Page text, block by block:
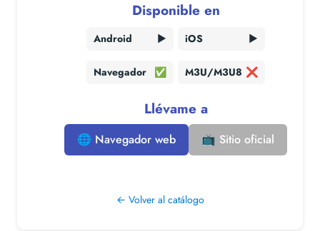
Disponible en
Android ▶️ iOS ▶️
Navegador ✅ M3U/M3U8 ❌
Llévame a
🌐 Navegador web 📺 Sitio oficial
← Volver al catálogo